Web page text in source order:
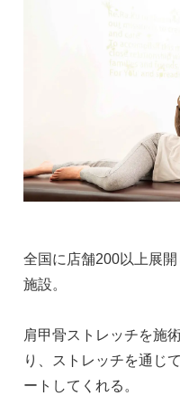
全国に店舗200以上展
施設。
肩甲骨ストレッチを施
り、ストレッチを通じ
ートしてくれる。